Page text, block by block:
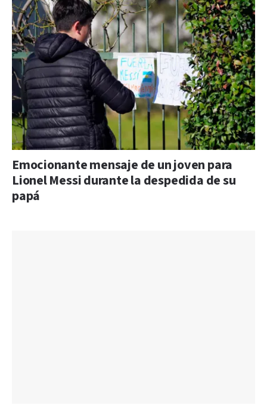
Emocionante mensaje de un joven para
Lionel Messi durante la despedida de su
papá